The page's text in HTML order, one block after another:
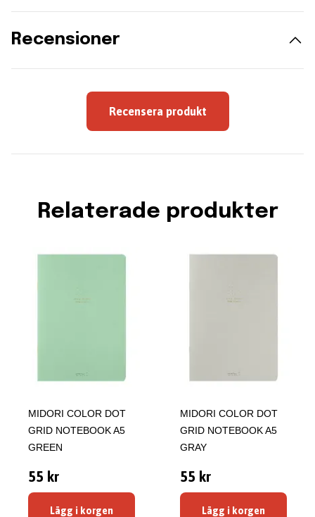
Recensioner
Recensera produkt
Relaterade produkter
MIDORI COLOR DOT
GRID NOTEBOOK A5
GREEN
55 kr
Lägg i korgen
MIDORI COLOR DOT
GRID NOTEBOOK A5
GRAY
55 kr
Lägg i korgen